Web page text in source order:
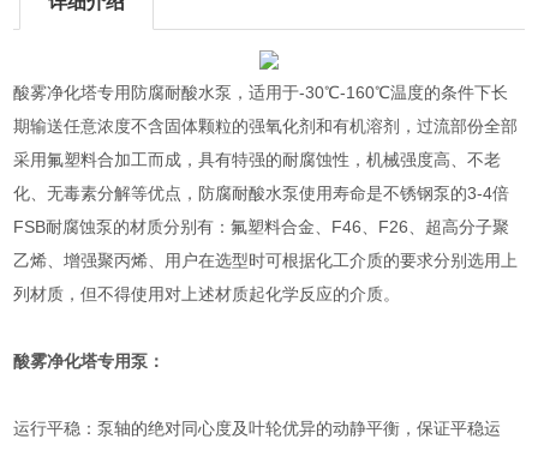
酸雾净化塔专用防腐耐酸水泵，适用于-30℃-160℃温度的条件下长
期输送任意浓度不含固体颗粒的强氧化剂和有机溶剂，过流部份全部
采用氟塑料合加工而成，具有特强的耐腐蚀性，机械强度高、不老
化、无毒素分解等优点，防腐耐酸水泵使用寿命是不锈钢泵的3-4倍
FSB耐腐蚀泵的材质分别有：氟塑料合金、F46、F26、超高分子聚
乙烯、增强聚丙烯、用户在选型时可根据化工介质的要求分别选用上
列材质，但不得使用对上述材质起化学反应的介质。
酸雾净化塔专用泵：
运行平稳：泵轴的绝对同心度及叶轮优异的动静平衡，保证平稳运